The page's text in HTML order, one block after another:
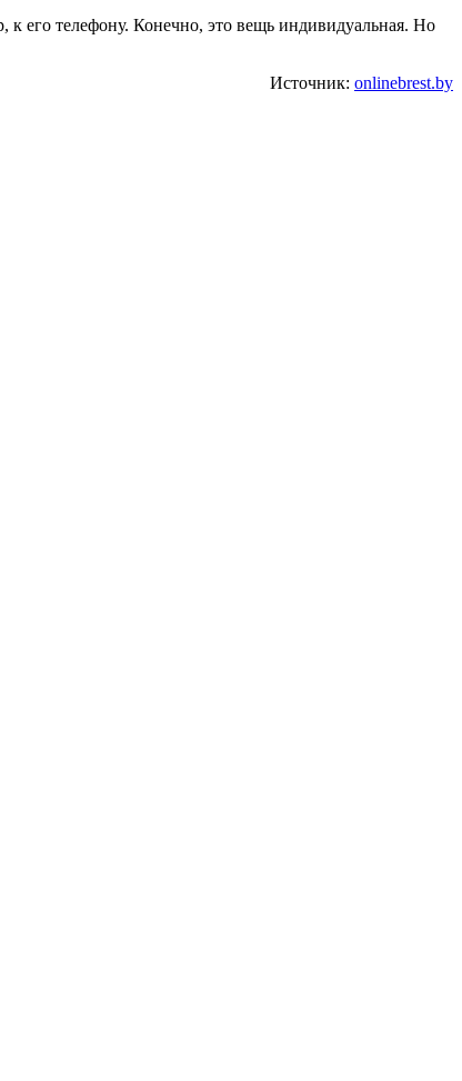
его телефону. Конечно, это вещь индивидуальная. Но
Источник: onlinebrest.by